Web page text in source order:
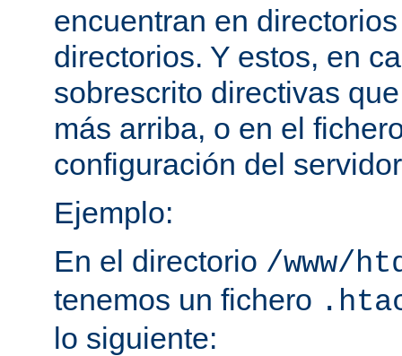
encuentran en
directorios. Y estos, en
sobrescrito directivas
más arriba, o en el
configuración del
Ejemplo:
En el directorio /www/
tenemos un fichero
lo siguiente: